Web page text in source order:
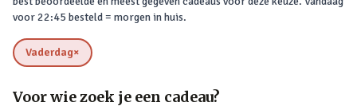
voor 22:45 besteld = morgen in huis.
Vaderdag×
verwijderen
Voor wie zoek je een cadeau?